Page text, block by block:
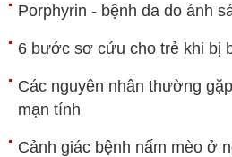
Porphyrin - bệnh da do ánh
6 bước sơ cứu cho trẻ khi bị
Các nguyên nhân thường
mạn tính
Cảnh giác bệnh nấm mèo ở